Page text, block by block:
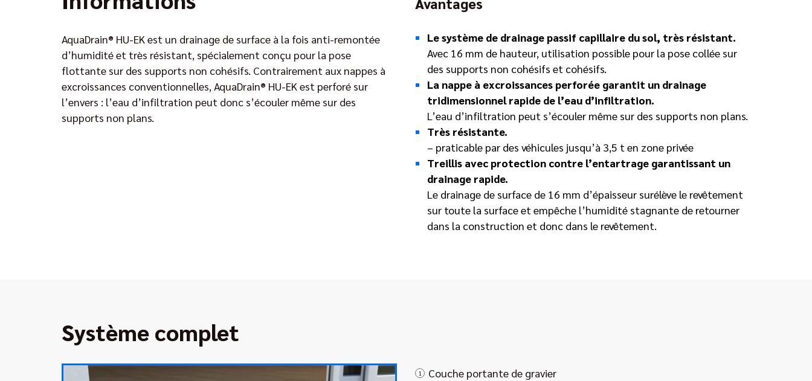
AquaDrain® HU-EK est un drainage de surface à la fois anti-remontée
d’humidité et très résistant, spécialement conçu pour la pose
flottante sur des supports non cohésifs. Contrairement aux nappes à
excroissances conventionnelles, AquaDrain® HU-EK est perforé sur
l’envers : l’eau d’infiltration peut donc s’écouler même sur des
supports non plans.
Le système de drainage passif capillaire du sol, très résistant.
Avec 16 mm de hauteur, utilisation possible pour la pose collée sur
des supports non cohésifs et cohésifs.
La nappe à excroissances perforée garantit un drainage
tridimensionnel rapide de l’eau d’infiltration.
L’eau d’infiltration peut s’écouler même sur des supports non plans.
Très résistante.
– praticable par des véhicules jusqu’à 3,5 t en zone privée
Treillis avec protection contre l’entartrage garantissant un
drainage rapide.
Le drainage de surface de 16 mm d’épaisseur surélève le revêtement
sur toute la surface et empêche l’humidité stagnante de retourner
dans la construction et donc dans le revêtement.
Système complet
1 Couche portante de gravier